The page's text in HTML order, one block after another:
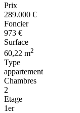
Prix
289.000 €
Foncier
973 €
Surface
60,22 m2
Type
appartement
Chambres
2
Etage
1er